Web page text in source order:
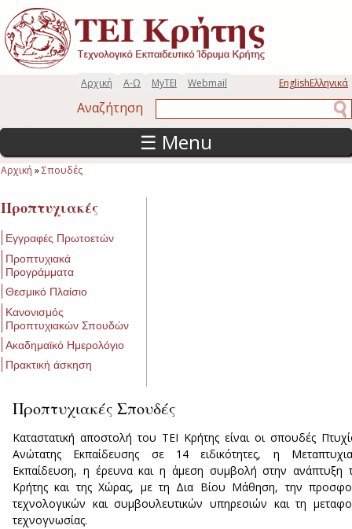
Παράκαμψη προς το κυρίως περιεχόμενο
EnglishΕλληνικά
Webmail
MyTEI
Α-Ω
Αρχική
Αναζήτηση
☰ Menu
Αρχική »Σπουδές
Προπτυχιακές
Εγγραφές Πρωτοετών
Προπτυχιακά
Προγράμματα
Θεσμικό Πλαίσιο
Κανονισμός
Προπτυχιακών Σπουδών
Ακαδημαϊκό Ημερολόγιο
Πρακτική άσκηση
Προπτυχιακές Σπουδές
Καταστατική αποστολή του ΤΕΙ Κρήτης είναι οι σπουδές
Ανώτατης Εκπαίδευσης σε 14 ειδικότητες, η
Εκπαίδευση, η έρευνα και η άμεση συμβολή στην ανάπτυξη
Κρήτης και της Χώρας, με τη Δια Βίου Μάθηση, την
τεχνολογικών και συμβουλευτικών υπηρεσιών και τη
τεχνογνωσίας.